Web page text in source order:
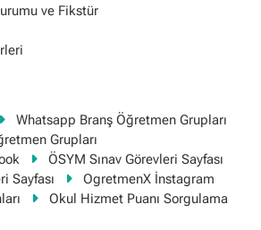
ve Fikstür
Whatsapp Branş Öğretmen Grupları
Grupları
ÖSYM Sınav Görevleri Sayfası
Sayfası
OgretmenX İnstagram
Okul Hizmet Puanı Sorgulama